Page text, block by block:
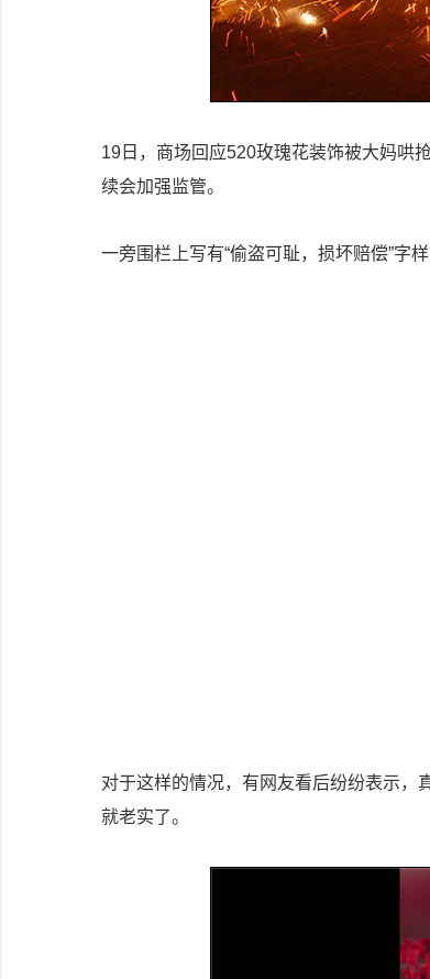
19日，商场回应520玫瑰花装饰被大妈哄
续会加强监管。
一旁围栏上写有“偷盗可耻，损坏赔偿”字
对于这样的情况，有网友看后纷纷表示，
就老实了。